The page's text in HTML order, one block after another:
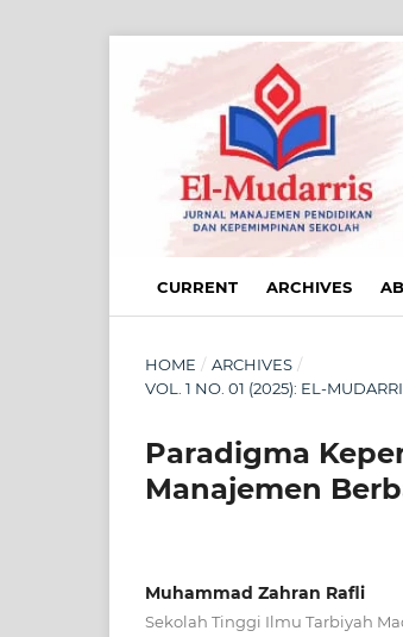
CURRENT ARCHIVES
HOME / ARCHIVES /
VOL. 1 NO. 01 (2025): EL-
Paradigma
Manajemen
Muhammad Zahran Rafli
Sekolah Tinggi Ilmu Tarbiyah